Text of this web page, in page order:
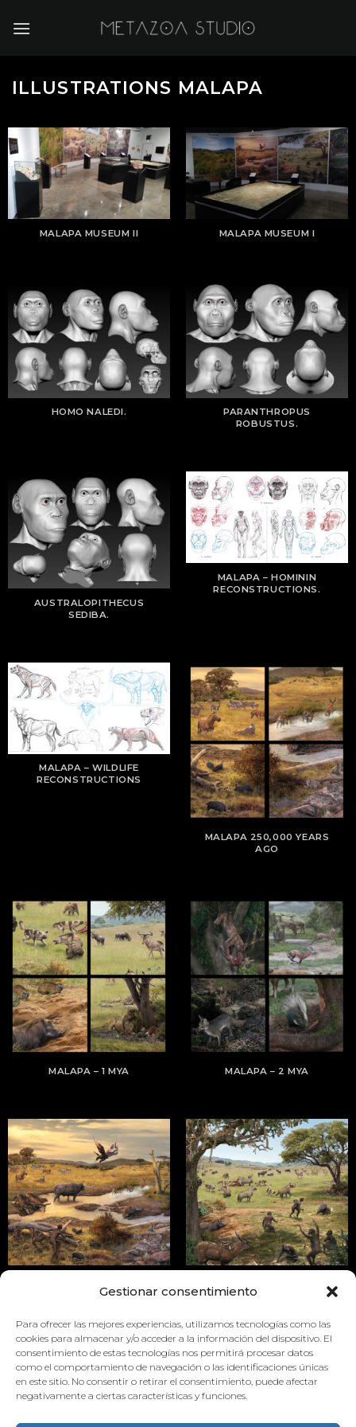
Gestionar consentimiento
Para ofrecer las mejores experiencias, utilizamos tecnologías como las
cookies para almacenar y/o acceder a la información del dispositivo. El
consentimiento de estas tecnologías nos permitirá procesar datos
como el comportamiento de navegación o las identificaciones únicas
en este sitio. No consentir o retirar el consentimiento, puede afectar
negativamente a ciertas características y funciones.
ILLUSTRATIONS MALAPA
MALAPA MUSEUM II MALAPA MUSEUM I
HOMO NALEDI.
PARANTHROPUS
ROBUSTUS.
AUSTRALOPITHECUS
SEDIBA.
MALAPA – HOMININ
RECONSTRUCTIONS.
MALAPA – WILDLIFE
RECONSTRUCTIONS
MALAPA 250,000 YEARS
AGO
MALAPA – 1 MYA MALAPA – 2 MYA